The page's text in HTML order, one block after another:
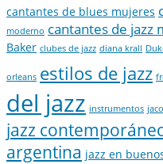
cantantes de blues mujeres
moderno cantantes de jazz
Baker clubes de jazz diana krall
orleans estilos de jazz
del jazz instrumentos
jazz
argentina jazz en